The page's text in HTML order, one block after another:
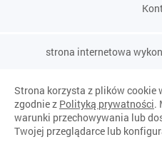
strona internetowa
Strona korzysta z plików cookie
zgodnie z Polityką prywatności.
warunki przechowywania lub
Twojej przeglądarce lub